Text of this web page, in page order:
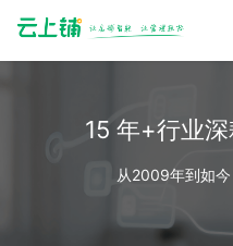
15 年+行业
从2009年到如